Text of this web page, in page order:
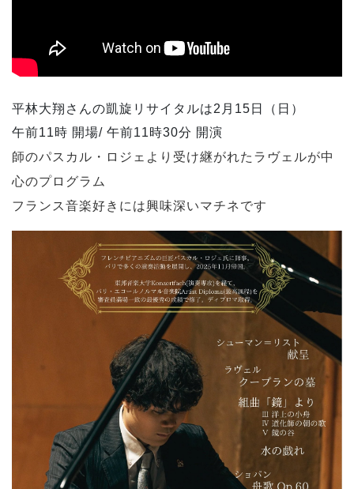
平林大翔さんの凱旋リサイタルは2月15日（日）
午前11時 開場/ 午前11時30分 開演
師のパスカル・ロジェより受け継がれたラヴェルが中
心のプログラム
フランス音楽好きには興味深いマチネです